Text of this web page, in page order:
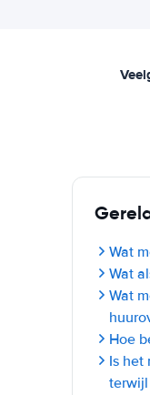
Wat
Wat
Wat
Hoe
Is het